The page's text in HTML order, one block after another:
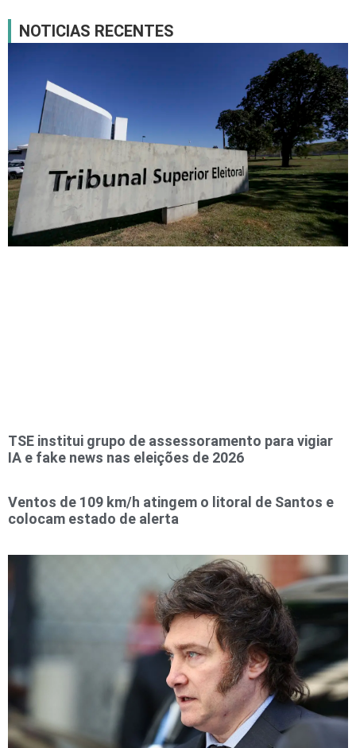
NOTICIAS RECENTES
TSE institui grupo de assessoramento para vigiar
IA e fake news nas eleições de 2026
Ventos de 109 km/h atingem o litoral de Santos e
colocam estado de alerta